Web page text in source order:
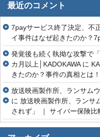
最近のコメント
7payサービス終了決定、不
イ事件はなぜ起きたのか？
発覚後も続く執拗な攻撃で
カ月以上│KADOKAWAに
きたのか？事件の真相とは
放送映画製作所、ランサム
に 放送映画製作所、ランサ
されず」 ｜ サイバー保険比